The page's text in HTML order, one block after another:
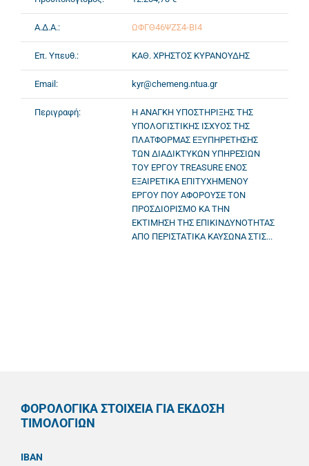
Α.Δ.Α.: ΩΦΓΘ46ΨΖΣ4-ΒΙ4
Επ. Υπευθ.: ΚΑΘ. ΧΡΗΣΤΟΣ ΚΥΡΑΝΟΥΔΗΣ
Email: kyr@chemeng.ntua.gr
Περιγραφή:
Η ΑΝΑΓΚΗ ΥΠΟΣΤΗΡΙΞΗΣ ΤΗΣ
ΥΠΟΛΟΓΙΣΤΙΚΗΣ ΙΣΧΥΟΣ ΤΗΣ
ΠΛΑΤΦΟΡΜΑΣ ΕΞΥΠΗΡΕΤΗΣΗΣ
ΤΩΝ ΔΙΑΔΙΚΤΥΚΩΝ ΥΠΗΡΕΣΙΩΝ
ΤΟΥ ΕΡΓΟΥ TREASURE ΕΝΟΣ
ΕΞΑΙΡΕΤΙΚΑ ΕΠΙΤΥΧΗΜΕΝΟΥ
ΕΡΓΟΥ ΠΟΥ ΑΦΟΡΟΥΣΕ ΤΟΝ
ΠΡΟΣΔΙΟΡΙΣΜΟ ΚΑ ΤΗΝ
ΕΚΤΙΜΗΣΗ ΤΗΣ ΕΠΙΚΙΝΔΥΝΟΤΗΤΑΣ
ΑΠΟ ΠΕΡΙΣΤΑΤΙΚΑ ΚΑΥΣΩΝΑ ΣΤΙΣ...
ΦΟΡΟΛΟΓΙΚΑ ΣΤΟΙΧΕΙΑ ΓΙΑ ΕΚΔΟΣΗ
ΤΙΜΟΛΟΓΙΩΝ
IBAN